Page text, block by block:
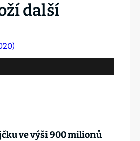
další
ve výši 900 milionů